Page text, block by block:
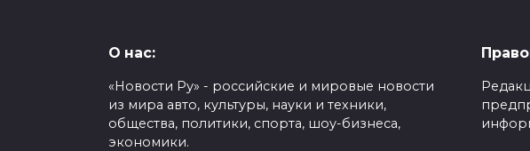
О нас:
«Новости Ру» - российские и мировые новости
из мира авто, культуры, науки и техники,
общества, политики, спорта, шоу-бизнеса,
экономики.